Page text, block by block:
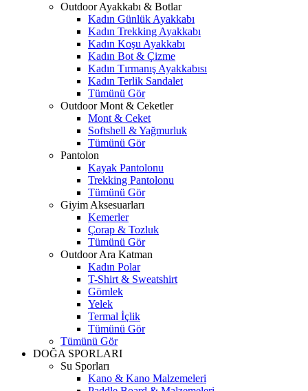
Outdoor Ayakkabı & Botlar
Kadın Günlük Ayakkabı
Kadın Trekking Ayakkabı
Kadın Koşu Ayakkabı
Kadın Bot & Çizme
Kadın Tırmanış Ayakkabısı
Kadın Terlik Sandalet
Tümünü Gör
Outdoor Mont & Ceketler
Mont & Ceket
Softshell & Yağmurluk
Tümünü Gör
Pantolon
Kayak Pantolonu
Trekking Pantolonu
Tümünü Gör
Giyim Aksesuarları
Kemerler
Çorap & Tozluk
Tümünü Gör
Outdoor Ara Katman
Kadın Polar
T-Shirt & Sweatshirt
Gömlek
Yelek
Termal İçlik
Tümünü Gör
Tümünü Gör
DOĞA SPORLARI
Su Sporları
Kano & Kano Malzemeleri